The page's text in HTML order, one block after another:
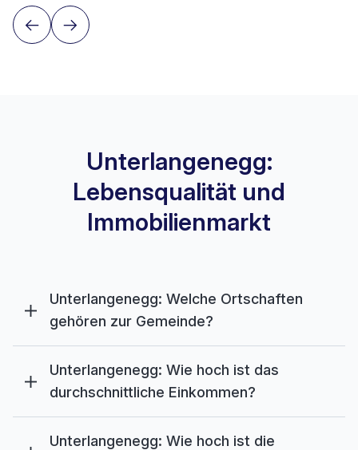
Unterlangenegg:
Lebensqualität und
Immobilienmarkt
Unterlangenegg: Welche Ortschaften
gehören zur Gemeinde?
Unterlangenegg: Wie hoch ist das
durchschnittliche Einkommen?
Unterlangenegg: Wie hoch ist die